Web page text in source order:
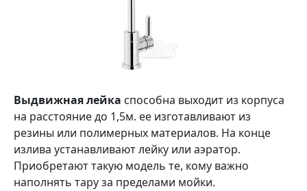
Выдвижная лейка способна выходит из корпуса
на расстояние до 1,5м. ее изготавливают из
резины или полимерных материалов. На конце
излива устанавливают лейку или аэратор.
Приобретают такую модель те, кому важно
наполнять тару за пределами мойки.